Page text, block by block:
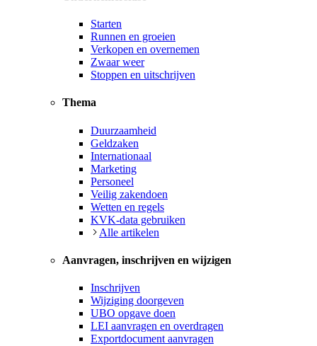
Starten
Runnen en groeien
Verkopen en overnemen
Zwaar weer
Stoppen en uitschrijven
Thema
Duurzaamheid
Geldzaken
Internationaal
Marketing
Personeel
Veilig zakendoen
Wetten en regels
KVK-data gebruiken
Alle artikelen
Aanvragen, inschrijven en wijzigen
Inschrijven
Wijziging doorgeven
UBO opgave doen
LEI aanvragen en overdragen
Exportdocument aanvragen